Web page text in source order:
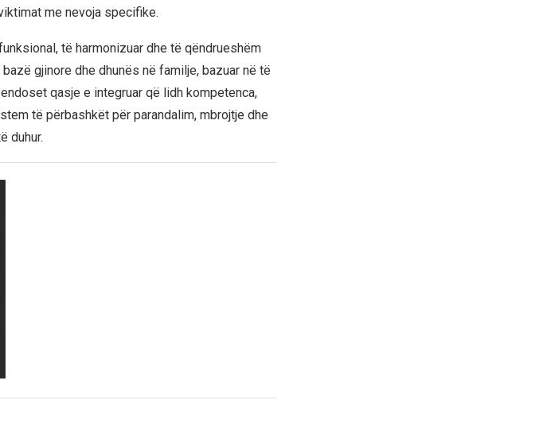
me nevoja specifike.
të harmonizuar dhe të qëndrueshëm
gjinore dhe dhunës në familje, bazuar në të
qasje e integruar që lidh kompetenca,
të përbashkët për parandalim, mbrojtje dhe
duhur.